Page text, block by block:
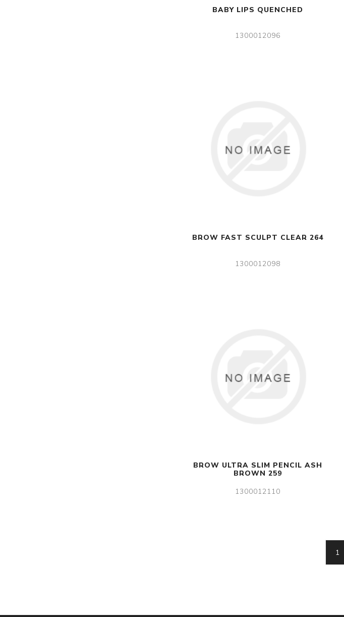
BABY LIPS QUENCHED
1300012096
BROW FAST SCULPT CLEAR 264
1300012098
BROW ULTRA SLIM PENCIL ASH
BROWN 259
1300012110
1